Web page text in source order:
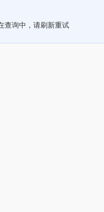
查询中，请刷新重试